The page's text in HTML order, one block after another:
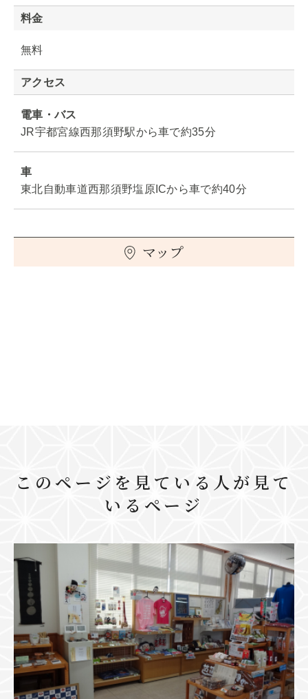
料金
無料
アクセス
電車・バス
JR宇都宮線西那須野駅から車で約35分
車
東北自動車道西那須野塩原ICから車で約40分
マップ
このページを見ている人が見て
いるページ